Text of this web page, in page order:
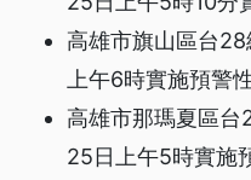
高雄市旗山區台
上午6時實施預警
高雄市那瑪夏區
25日上午5時實施